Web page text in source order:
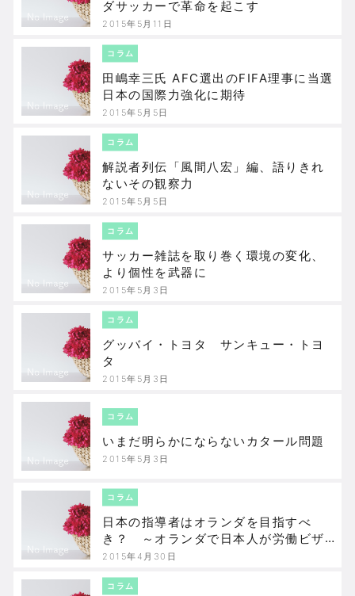
ダサッカーで革命を起こす
2015年5月11日
コラム
田嶋幸三氏 AFC選出のFIFA理事に当選
日本の国際力強化に期待
2015年5月5日
コラム
解説者列伝「風間八宏」編、語りきれ
ないその観察力
2015年5月5日
コラム
サッカー雑誌を取り巻く環境の変化、
より個性を武器に
2015年5月3日
コラム
グッバイ・トヨタ サンキュー・トヨ
タ
2015年5月3日
コラム
いまだ明らかにならないカタール問題
2015年5月3日
コラム
日本の指導者はオランダを目指すべ
き？ ～オランダで日本人が労働ビザ
なしで就労可能に
2015年4月30日
コラム